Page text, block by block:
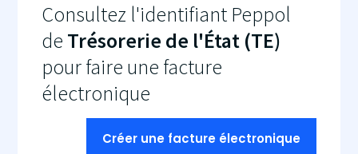
Consultez l'identifiant Peppol
de Trésorerie de l'État (TE)
pour faire une facture
électronique
Créer une facture électronique